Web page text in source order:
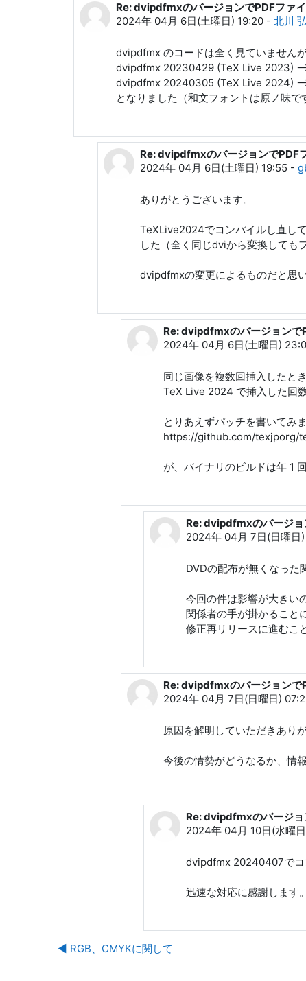
gbb 60166 への返信
Re: dvipdfmxのバージョンでPDFファ
2024年 04月 6日(土曜日) 19:20 -北川
dvipdfmx のコードは全く見ていません
dvipdfmx 20230429 (TeX Live 2023)
dvipdfmx 20240305 (TeX Live 2024)
となりました（和文フォントは原ノ味で
北川 弘典 への返信
Re: dvipdfmxのバージョンでPDF
2024年 04月 6日(土曜日) 19:55 -
ありがとうございます。
TeXLive2024でコンパイルし直し
した（全く同じdviから変換しても
dvipdfmxの変更によるものだと思
gbb 60166 への返信
Re: dvipdfmxのバージョンで
2024年 04月 6日(土曜日)
同じ画像を複数回挿入したと
TeX Live 2024 で挿入した回
とりあえずパッチを書いてみ
https://github.com/texjporg/
が、バイナリのビルドは年 1
はやて (h20y6m) への返
Re: dvipdfmxのバージョ
2024年 04月 7日(日曜日
DVDの配布が無くなった
今回の件は影響が大きい
関係者の手が掛かるこ
修正再リリースに進むこ
gbb 60166 への返信
Re: dvipdfmxのバージョンで
2024年 04月 7日(日曜日)
原因を解明していただきあり
今後の情勢がどうなるか、情
gbb 60166 への返信
Re: dvipdfmxのバージョ
2024年 04月 10日(水曜
dvipdfmx 20240407でコ
迅速な対応に感謝します
◀︎ RGB、CMYKに関して